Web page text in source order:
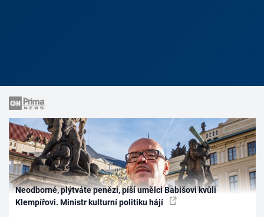
Neodborné, plýtváte penězi, píší umělci Babišovi kvůli
Klempířovi. Ministr kulturní politiku hájí